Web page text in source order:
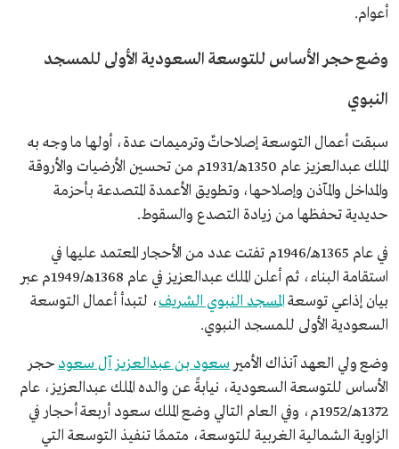
أعوام.
وضع حجر الأساس للتوسعة السعودية الأولى للمسجد
النبوي
سبقت أعمال التوسعة إصلاحاتٌ وترميمات عدة، أولها ما وجه به
الملك عبدالعزيز عام 1350هـ/1931م من تحسين الأرضيات والأروقة
والمداخل والمآذن وإصلاحها، وتطويق الأعمدة المتصدعة بأحزمة
حديدية تحفظها من زيادة التصدع والسقوط.
في عام 1365هـ/1946م تفتت عدد من الأحجار المعتمد عليها في
استقامة البناء، ثم أعلن الملك عبدالعزيز في عام 1368هـ/1949م عبر
بيان إذاعي توسعةالمسجد النبوي الشريف، لتبدأ أعمال التوسعة
السعودية الأولى للمسجد النبوي.
وضع ولي العهد آنذاك الأمير سعود بن عبدالعزيز آل سعود حجر
الأساس للتوسعة السعودية، نيابةً عن والده الملك عبدالعزيز، عام
1372هـ/1952م، وفي العام التالي وضع الملك سعود أربعة أحجار في
الزاوية الشمالية الغربية للتوسعة، متممًا تنفيذ التوسعة التي